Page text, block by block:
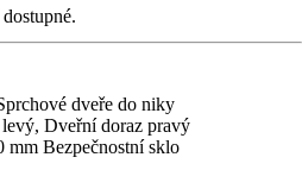
dveře do niky
Dveřní doraz pravý
mm Bezpečnostní sklo